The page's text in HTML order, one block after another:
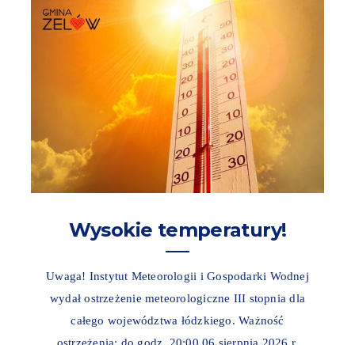
Wysokie temperatury!
Uwaga! Instytut Meteorologii i Gospodarki Wodnej
wydał ostrzeżenie meteorologiczne III stopnia dla
całego województwa łódzkiego. Ważność